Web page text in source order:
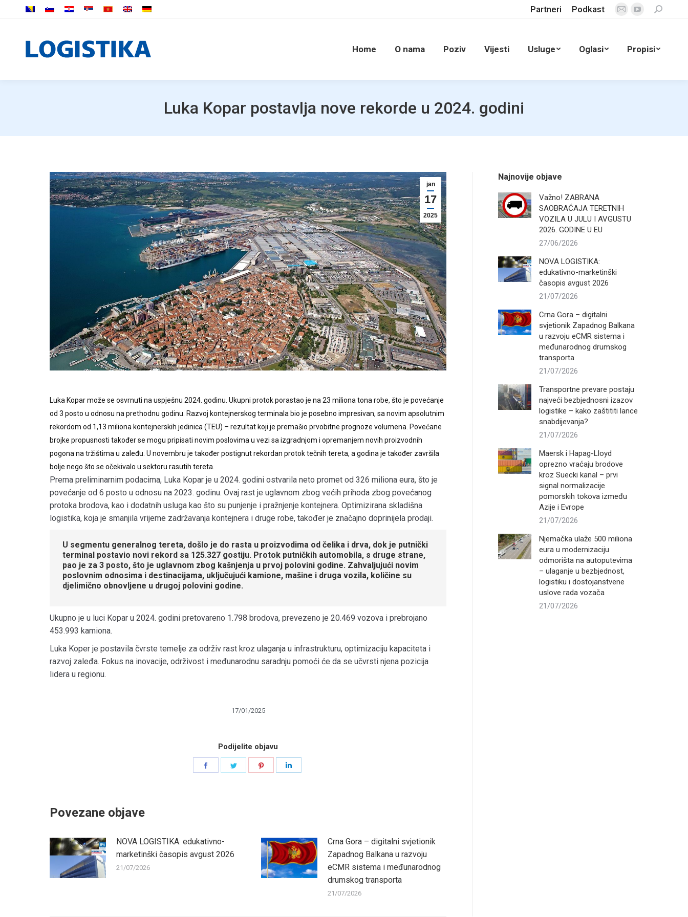
Partneri Podkast
Mail
window
YouTube
in
window
Search:
Home O nama Poziv Vijesti Usluge Oglasi Propisi
Luka Kopar postavlja nove rekorde u 2024. godini
jan
17
2025
Luka Kopar može se osvrnuti na uspješnu 2024. godinu. Ukupni protok porastao je na 23 miliona tona robe, što je povećanje
od 3 posto u odnosu na prethodnu godinu. Razvoj kontejnerskog terminala bio je posebno impresivan, sa novim apsolutnim
rekordom od 1,13 miliona kontejnerskih jedinica (TEU) – rezultat koji je premašio prvobitne prognoze volumena. Povećane
brojke propusnosti također se mogu pripisati novim poslovima u vezi sa izgradnjom i opremanjem novih proizvodnih
pogona na tržištima u zaleđu. U novembru je također postignut rekordan protok tečnih tereta, a godina je također završila
bolje nego što se očekivalo u sektoru rasutih tereta.
Prema preliminarnim podacima, Luka Kopar je u 2024. godini ostvarila neto promet od 326 miliona eura, što je
povećanje od 6 posto u odnosu na 2023. godinu. Ovaj rast je uglavnom zbog većih prihoda zbog povećanog
protoka brodova, kao i dodatnih usluga kao što su punjenje i pražnjenje kontejnera. Optimizirana skladišna
logistika, koja je smanjila vrijeme zadržavanja kontejnera i druge robe, također je značajno doprinijela prodaji.
U segmentu generalnog tereta, došlo je do rasta u proizvodima od čelika i drva, dok je putnički
terminal postavio novi rekord sa 125.327 gostiju. Protok putničkih automobila, s druge strane,
pao je za 3 posto, što je uglavnom zbog kašnjenja u prvoj polovini godine. Zahvaljujući novim
poslovnim odnosima i destinacijama, uključujući kamione, mašine i druga vozila, količine su
djelimično obnovljene u drugoj polovini godine.
Ukupno je u luci Kopar u 2024. godini pretovareno 1.798 brodova, prevezeno je 20.469 vozova i prebrojano
453.993 kamiona.
Luka Koper je postavila čvrste temelje za održiv rast kroz ulaganja u infrastrukturu, optimizaciju kapaciteta i
razvoj zaleđa. Fokus na inovacije, održivost i međunarodnu saradnju pomoći će da se učvrsti njena pozicija
lidera u regionu.
17/01/2025
Podijelite objavu
Share
Povezane objave
NOVA LOGISTIKA: edukativno-
marketinški časopis avgust 2026
21/07/2026
Crna Gora – digitalni svjetionik
Zapadnog Balkana u razvoju
eCMR sistema i međunarodnog
drumskog transporta
21/07/2026
Najnovije objave
Važno! ZABRANA
SAOBRAĆAJA TERETNIH
VOZILA U JULU I AVGUSTU
2026. GODINE U EU
27/06/2026
NOVA LOGISTIKA:
edukativno-marketinški
časopis avgust 2026
21/07/2026
Crna Gora – digitalni
svjetionik Zapadnog Balkana
u razvoju eCMR sistema i
međunarodnog drumskog
transporta
21/07/2026
Transportne prevare postaju
najveći bezbjednosni izazov
logistike – kako zaštititi lance
snabdijevanja?
21/07/2026
Maersk i Hapag-Lloyd
oprezno vraćaju brodove
kroz Suecki kanal – prvi
signal normalizacije
pomorskih tokova između
Azije i Evrope
21/07/2026
Njemačka ulaže 500 miliona
eura u modernizaciju
odmorišta na autoputevima
– ulaganje u bezbjednost,
logistiku i dostojanstvene
uslove rada vozača
21/07/2026